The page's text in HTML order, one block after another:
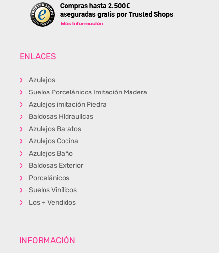
ENLACES
Azulejos
Suelos Porcelánicos Imitación Madera
Azulejos imitación Piedra
Baldosas Hidraulicas
Azulejos Baratos
Azulejos Cocina
Azulejos Baño
Baldosas Exterior
Porcelánicos
Suelos Vinílicos
Los + Vendidos
INFORMACIÓN